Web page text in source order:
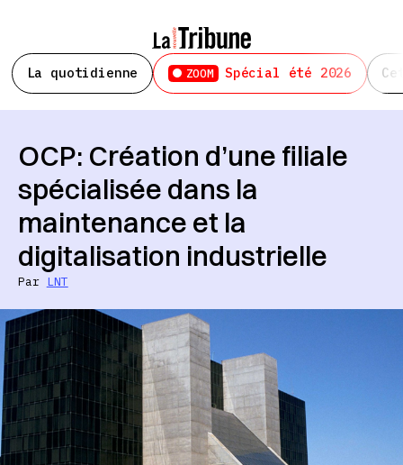
La quotidienne ZOOM Spécial été 2026
OCP: Création d’une filiale
spécialisée dans la
maintenance et la
digitalisation industrielle
Par LNT